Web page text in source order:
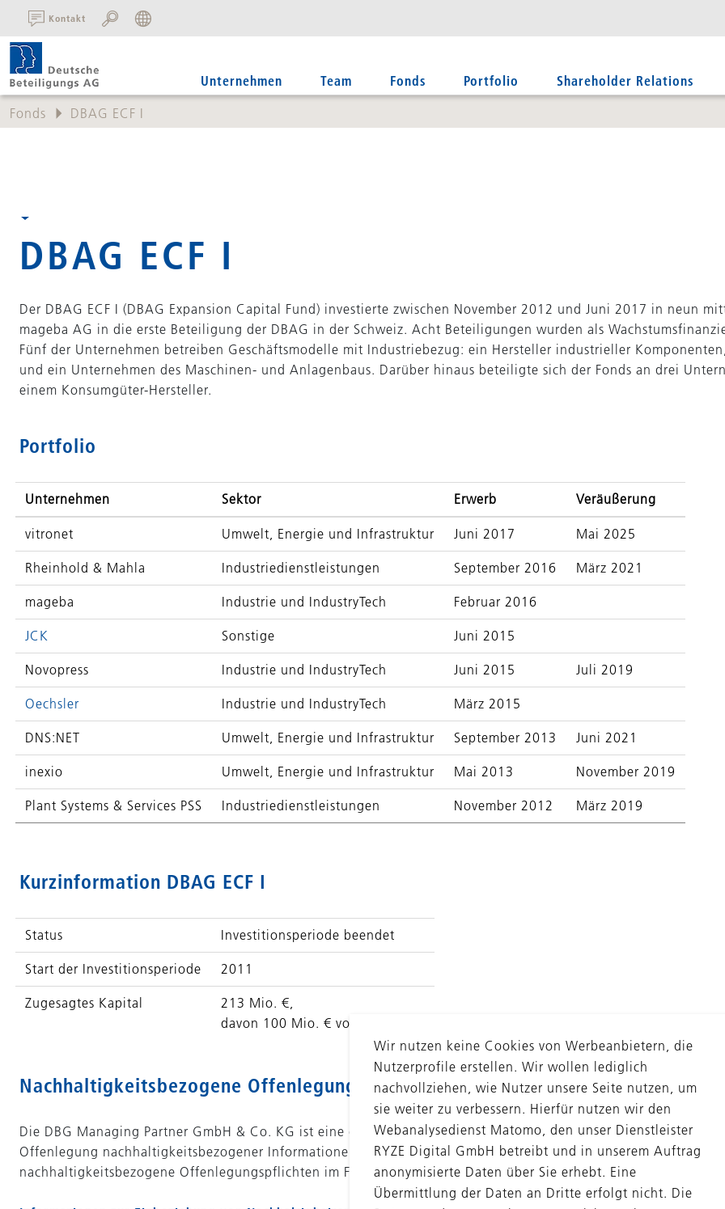
SUCHE:
Kontakt
Unternehmen Team Fonds Portfolio Shareholder Relations
Fonds DBAG ECF I
DBAG ECF I
Der DBAG ECF I (DBAG Expansion Capital Fund) investierte zwischen November 2012 und Juni 2017 in neun
mageba AG in die erste Beteiligung der DBAG in der Schweiz. Acht Beteiligungen wurden als
Fünf der Unternehmen betreiben Geschäftsmodelle mit Industriebezug: ein Hersteller industrieller
und ein Unternehmen des Maschinen- und Anlagenbaus. Darüber hinaus beteiligte sich der Fonds an drei
einem Konsumgüter-Hersteller.
Portfolio
Unternehmen Sektor Erwerb Veräußerung
vitronet Umwelt, Energie und Infrastruktur Juni 2017 Mai 2025
Rheinhold & Mahla Industriedienstleistungen September 2016 März 2021
mageba Industrie und IndustryTech Februar 2016
JCK Sonstige Juni 2015
Novopress Industrie und IndustryTech Juni 2015 Juli 2019
Oechsler Industrie und IndustryTech März 2015
DNS:NET Umwelt, Energie und Infrastruktur September 2013 Juni 2021
inexio Umwelt, Energie und Infrastruktur Mai 2013 November 2019
Plant Systems & Services PSS Industriedienstleistungen November 2012 März 2019
Kurzinformation DBAG ECF I
Status Investitionsperiode beendet
Start der Investitionsperiode 2011
Zugesagtes Kapital
213 Mio. €,
davon 100 Mio. € von der DBAG
Nachhaltigkeitsbezogene Offenlegungspflichten in Bezug auf die DBG
Die DBG Managing Partner GmbH & Co. KG ist eine gemäß dem Kapitalanlagegesetzbuch (KAGB) registrierte
Offenlegung nachhaltigkeitsbezogener Informationen gemäß Verordnung (EU) 2019/2088 des Europäischen
nachhaltigkeitsbezogene Offenlegungspflichten im Finanzdienstleistungssektor (SFDR) verpflichtet.
Wir nutzen keine Cookies von Werbeanbietern, die
Nutzerprofile erstellen. Wir wollen lediglich
nachvollziehen, wie Nutzer unsere Seite nutzen, um
sie weiter zu verbessern. Hierfür nutzen wir den
Webanalysedienst Matomo, den unser Dienstleister
RYZE Digital GmbH betreibt und in unserem Auftrag
anonymisierte Daten über Sie erhebt. Eine
Übermittlung der Daten an Dritte erfolgt nicht. Die